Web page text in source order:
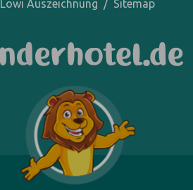
Löwi Auszeichnung Sitemap